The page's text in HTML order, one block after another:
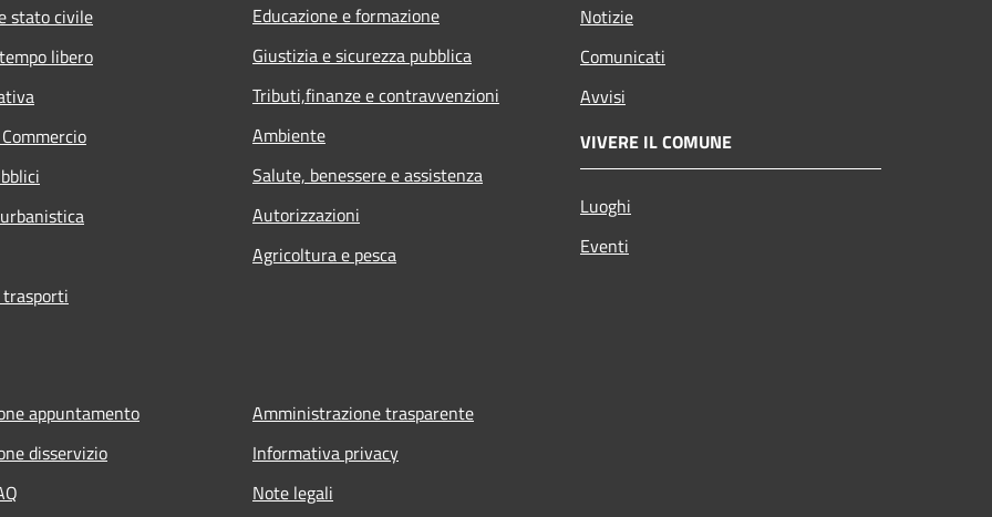
stato civile
libero
Educazione e formazione
Giustizia e sicurezza pubblica
Tributi,finanze e contravvenzioni
Ambiente
Salute, benessere e assistenza
Autorizzazioni
Agricoltura e pesca
Notizie
Comunicati
Avvisi
VIVERE IL COMUNE
Luoghi
Eventi
appuntamento
disservizio
Amministrazione trasparente
Informativa privacy
Note legali